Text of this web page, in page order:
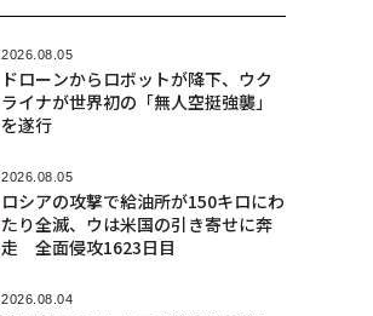
2026.08.05
ドローンからロボットが降下、ウク
ライナが世界初の「無人空挺強襲」
を遂行
2026.08.05
ロシアの攻撃で給油所が150キロにわ
たり全滅、ウは米国の引き寄せに奔
走 全面侵攻1623日目
2026.08.04